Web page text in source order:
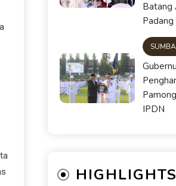
Batang
IPDN
HIGHLIGHTS